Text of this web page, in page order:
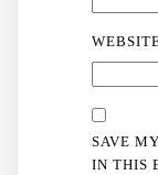
SAVE
IN THIS